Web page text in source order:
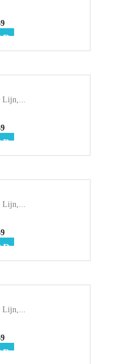
Lijn,...
Lijn,...